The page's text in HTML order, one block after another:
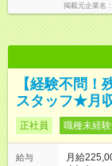
掲載元企業名
【経験不問！
スタッフ★月
正社員 職種未経
給与
月給